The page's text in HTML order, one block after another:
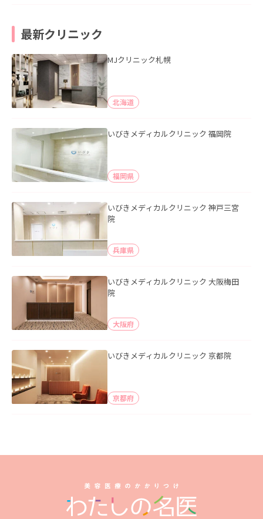
最新クリニック
MJクリニック札幌
北海道
いびきメディカルクリニック 福岡院
福岡県
いびきメディカルクリニック 神戸三宮
院
兵庫県
いびきメディカルクリニック 大阪梅田
院
大阪府
いびきメディカルクリニック 京都院
京都府